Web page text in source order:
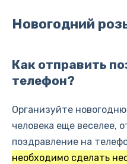
Новогодний
Как отправить
телефон?
Организуйте
человека еще веселее,
поздравление на
необходимо сделать